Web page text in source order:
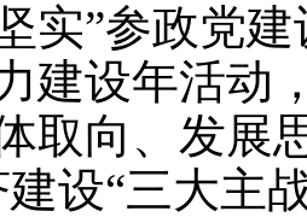
实”参政党
建设年活动
取向、发展
设“三大主